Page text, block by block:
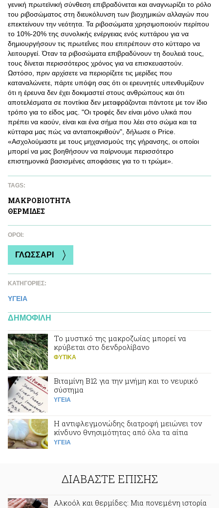
γενική πρωτεϊνική σύνθεση επιβραδύνεται και αναγνωρίζει το ρόλο
του ριβοσώματος στη διευκόλυνση των βιοχημικών αλλαγών που
επεκτείνουν την νεότητα. Τα ριβοσώματα χρησιμοποιούν περίπου
το 10%-20% της συνολικής ενέργειας ενός κυττάρου για να
δημιουργήσουν τις πρωτεΐνες που επιτρέπουν στο κύτταρο να
λειτουργεί. Όταν τα ριβοσώματα επιβραδύνουν τη δουλειά τους,
τους δίνεται περισσότερος χρόνος για να επισκευαστούν.
Ωστόσο, πριν αρχίσετε να περιορίζετε τις μερίδες που
καταναλώνετε, πάρτε υπόψη σας ότι οι ερευνητές υπενθυμίζουν
ότι η έρευνα δεν έχει δοκιμαστεί στους ανθρώπους και ότι
αποτελέσματα σε ποντίκια δεν μεταφράζονται πάντοτε με τον ίδιο
τρόπο για το είδος μας. "Οι τροφές δεν είναι μόνο υλικά που
πρέπει να καούν, είναι και ένα σήμα που λέει στο σώμα και τα
κύτταρα μας πώς να ανταποκριθούν", δήλωσε ο Price.
«Ασχολούμαστε με τους μηχανισμούς της γήρανσης, οι οποίοι
μπορεί να μας βοηθήσουν να παίρνουμε περισσότερο
επιστημονικά βασισμένες αποφάσεις για το τι τρώμε».
TAGS:
ΜΑΚΡΟΒΙΟΤΗΤΑ
ΘΕΡΜΙΔΕΣ
ΌΡΟΙ:
ΓΛΩΣΣΑΡΙ
ΚΑΤΗΓΟΡΙΕΣ:
ΥΓΕΙΑ
ΔΗΜΟΦΙΛΗ
Το μυστικό της μακροζωίας μπορεί να
κρύβεται στο δενδρολίβανο
ΦΥΤΙΚA
Βιταμίνη Β12 για την μνήμη και το νευρικό
σύστημα
ΥΓΕΙΑ
Η αντιφλεγμονώδης διατροφή μειώνει τον
κίνδυνο θνησιμότητας από όλα τα αίτια
ΥΓΕΙΑ
ΔΙΑΒΑΣΤΕ ΕΠΙΣΗΣ
Αλκοόλ και θερμίδες: Μια πονεμένη ιστορία